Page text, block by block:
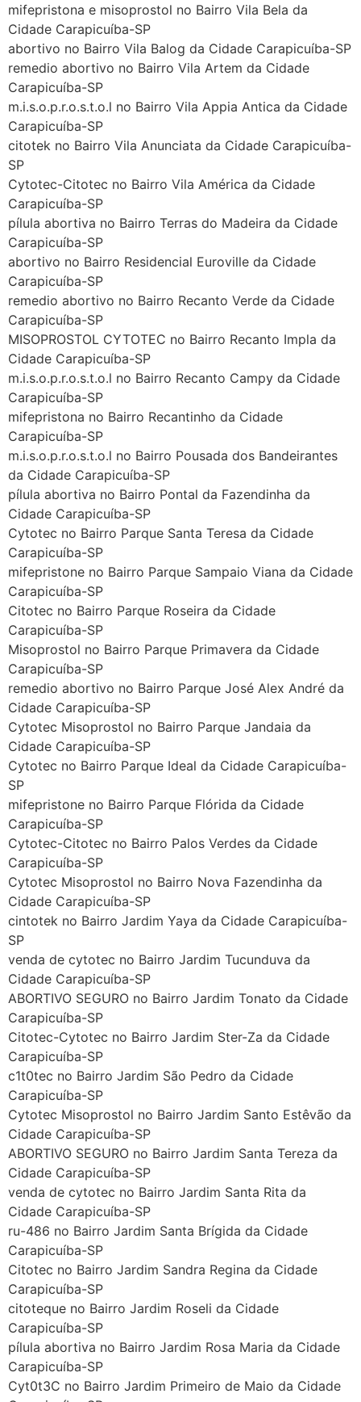
mifepristona e misoprostol no Bairro Vila Bela da
Cidade Carapicuíba-SP
abortivo no Bairro Vila Balog da Cidade Carapicuíba-SP
remedio abortivo no Bairro Vila Artem da Cidade
Carapicuíba-SP
m.i.s.o.p.r.o.s.t.o.l no Bairro Vila Appia Antica da Cidade
Carapicuíba-SP
citotek no Bairro Vila Anunciata da Cidade Carapicuíba-
SP
Cytotec-Citotec no Bairro Vila América da Cidade
Carapicuíba-SP
pílula abortiva no Bairro Terras do Madeira da Cidade
Carapicuíba-SP
abortivo no Bairro Residencial Euroville da Cidade
Carapicuíba-SP
remedio abortivo no Bairro Recanto Verde da Cidade
Carapicuíba-SP
MISOPROSTOL CYTOTEC no Bairro Recanto Impla da
Cidade Carapicuíba-SP
m.i.s.o.p.r.o.s.t.o.l no Bairro Recanto Campy da Cidade
Carapicuíba-SP
mifepristona no Bairro Recantinho da Cidade
Carapicuíba-SP
m.i.s.o.p.r.o.s.t.o.l no Bairro Pousada dos Bandeirantes
da Cidade Carapicuíba-SP
pílula abortiva no Bairro Pontal da Fazendinha da
Cidade Carapicuíba-SP
Cytotec no Bairro Parque Santa Teresa da Cidade
Carapicuíba-SP
mifepristone no Bairro Parque Sampaio Viana da Cidade
Carapicuíba-SP
Citotec no Bairro Parque Roseira da Cidade
Carapicuíba-SP
Misoprostol no Bairro Parque Primavera da Cidade
Carapicuíba-SP
remedio abortivo no Bairro Parque José Alex André da
Cidade Carapicuíba-SP
Cytotec Misoprostol no Bairro Parque Jandaia da
Cidade Carapicuíba-SP
Cytotec no Bairro Parque Ideal da Cidade Carapicuíba-
SP
mifepristone no Bairro Parque Flórida da Cidade
Carapicuíba-SP
Cytotec-Citotec no Bairro Palos Verdes da Cidade
Carapicuíba-SP
Cytotec Misoprostol no Bairro Nova Fazendinha da
Cidade Carapicuíba-SP
cintotek no Bairro Jardim Yaya da Cidade Carapicuíba-
SP
venda de cytotec no Bairro Jardim Tucunduva da
Cidade Carapicuíba-SP
ABORTIVO SEGURO no Bairro Jardim Tonato da Cidade
Carapicuíba-SP
Citotec-Cytotec no Bairro Jardim Ster-Za da Cidade
Carapicuíba-SP
c1t0tec no Bairro Jardim São Pedro da Cidade
Carapicuíba-SP
Cytotec Misoprostol no Bairro Jardim Santo Estêvão da
Cidade Carapicuíba-SP
ABORTIVO SEGURO no Bairro Jardim Santa Tereza da
Cidade Carapicuíba-SP
venda de cytotec no Bairro Jardim Santa Rita da
Cidade Carapicuíba-SP
ru-486 no Bairro Jardim Santa Brígida da Cidade
Carapicuíba-SP
Citotec no Bairro Jardim Sandra Regina da Cidade
Carapicuíba-SP
citoteque no Bairro Jardim Roseli da Cidade
Carapicuíba-SP
pílula abortiva no Bairro Jardim Rosa Maria da Cidade
Carapicuíba-SP
Cyt0t3C no Bairro Jardim Primeiro de Maio da Cidade